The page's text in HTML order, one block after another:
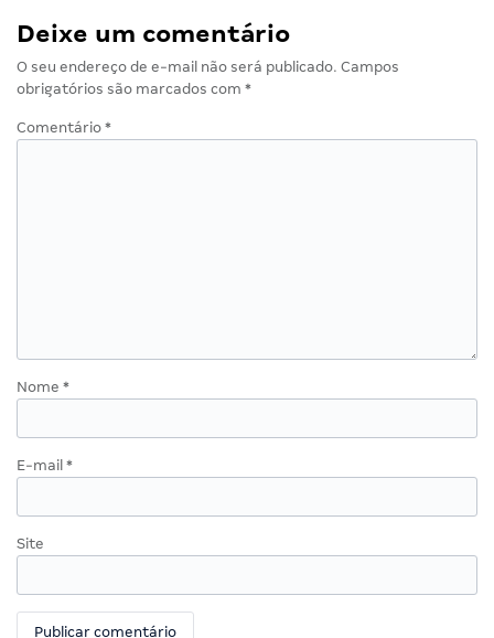
Deixe um comentário
O seu endereço de e-mail não será publicado. Campos
obrigatórios são marcados com *
Comentário *
Nome *
E-mail *
Site